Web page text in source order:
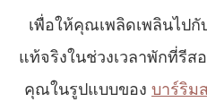
เพื่อให้คุณเพลิดเพลินไป
แท้จริงในช่วงเวลาพักที่รี
คุณในรูปแบบของ บาร์ริม